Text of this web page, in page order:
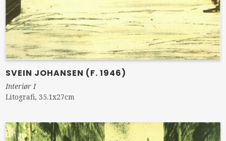
SVEIN JOHANSEN (F. 1946)
Interiør I
Litografi, 35.1x27cm